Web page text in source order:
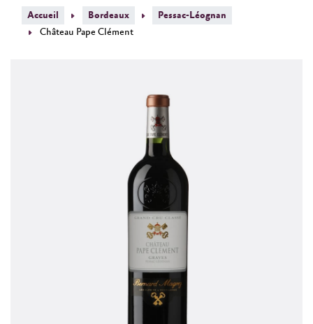
Accueil Bordeaux
Pessac-Léognan
Château Pape Clément